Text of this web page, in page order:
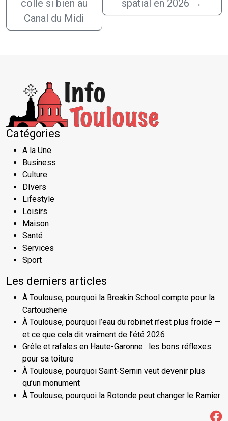
colle si bien au
Canal du Midi
spatial en 2026 →
Catégories
A la Une
Business
Culture
DIvers
Lifestyle
Loisirs
Maison
Santé
Services
Sport
Les derniers articles
À Toulouse, pourquoi la Breakin School compte pour la
Cartoucherie
À Toulouse, pourquoi l’eau du robinet n’est plus froide —
et ce que cela dit vraiment de l’été 2026
Grêle et rafales en Haute-Garonne : les bons réflexes
pour sa toiture
À Toulouse, pourquoi Saint-Sernin veut devenir plus
qu’un monument
À Toulouse, pourquoi la Rotonde peut changer le Ramier